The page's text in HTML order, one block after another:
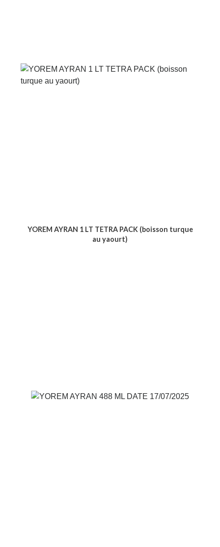
YOREM AYRAN 1 LT TETRA PACK (boisson turque
au yaourt)